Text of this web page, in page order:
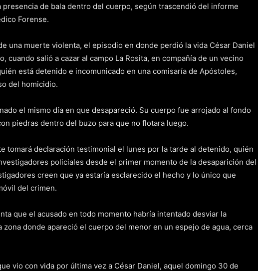
de bala dentro del cuerpo, según trascendió del informe
Forense.
una muerte violenta, el episodio en donde perdió la vida César Daniel
cuando salió a cazar al campo La Rosita, en compañía de un vecino
está detenido e incomunicado en una comisaría de Apóstoles,
del homicidio.
el mismo día en que desapareció. Su cuerpo fue arrojado al fondo
piedras dentro del buzo para que no flotara luego.
tomará declaración testimonial el lunes por la tarde al detenido, quién
policiales desde el primer momento de la desaparición del
creen que ya estaría esclarecido el hecho y lo único que
del crimen.
que el acusado en todo momento habría intentado desviar la
zona donde apareció el cuerpo del menor en un espejo de agua, cerca
vio con vida por última vez a César Daniel, aquel domingo 30 de